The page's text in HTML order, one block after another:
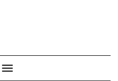
Cambiar modo de navegación